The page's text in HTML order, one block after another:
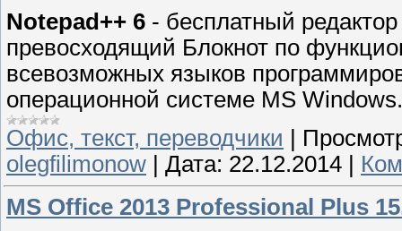
Notepad++ 6 - бесплатный
превосходящий Блокнот по
всевозможных языков
операционной системе MS Windows.
Офис, текст, переводчики
olegfilimonow
Дата: 22.12.2014
MS Office 2013 Professional Plus